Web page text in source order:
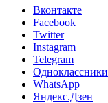
Вконтакте
Facebook
Twitter
Instagram
Telegram
Одноклассники
WhatsApp
Яндекс.Дзен